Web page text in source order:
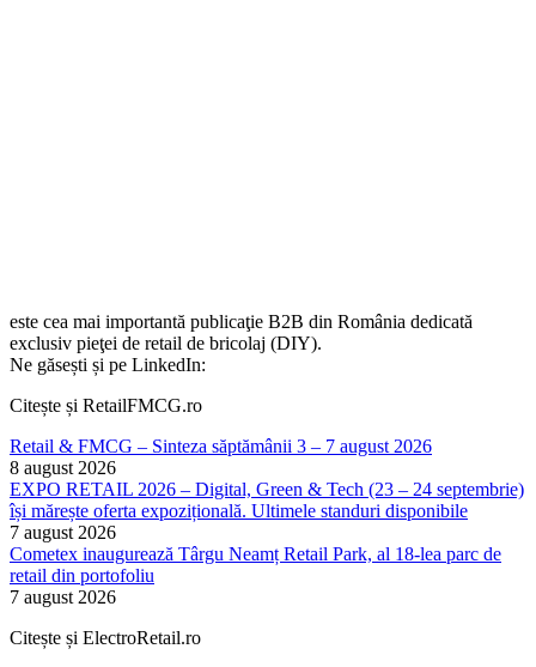
este cea mai importantă publicaţie B2B din România dedicată
exclusiv pieţei de retail de bricolaj (DIY).
Ne găsești și pe LinkedIn:
Citește și RetailFMCG.ro
Retail & FMCG – Sinteza săptămânii 3 – 7 august 2026
8 august 2026
EXPO RETAIL 2026 – Digital, Green & Tech (23 – 24 septembrie)
își mărește oferta expozițională. Ultimele standuri disponibile
7 august 2026
Cometex inaugurează Târgu Neamț Retail Park, al 18-lea parc de
retail din portofoliu
7 august 2026
Citește și ElectroRetail.ro